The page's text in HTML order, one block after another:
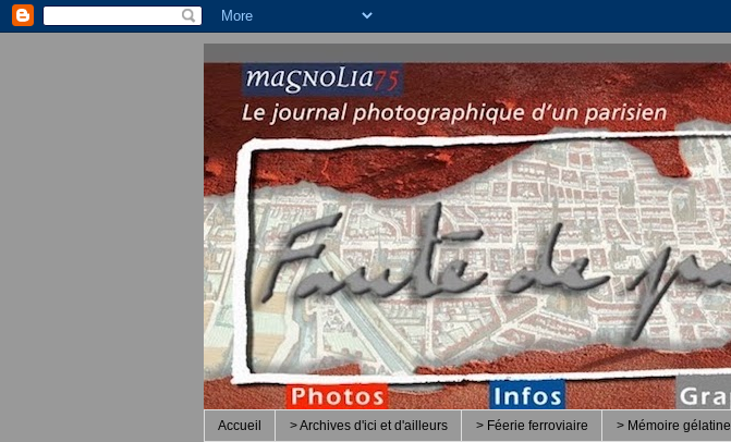
Accueil > Archives d'ici et d'ailleurs > Féerie ferroviaire > Mémoire gélatine